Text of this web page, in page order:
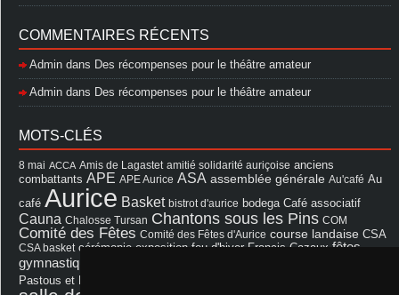
COMMENTAIRES RÉCENTS
Admin dans Des récompenses pour le théâtre amateur
Admin dans Des récompenses pour le théâtre amateur
MOTS-CLÉS
8 mai ACCA Amis de Lagastet amitié solidarité auriçoise anciens
combattants APE APE Aurice ASA assemblée générale Au'café Au
café Aurice Basket bistrot d'aurice bodega Café associatif
Cauna Chalosse Tursan Chantons sous les Pins COM
Comité des Fêtes Comité des Fêtes d'Aurice course landaise CSA
CSA basket cérémonie exposition feu d'hiver Francis Cazaux fêtes
gymnastique volontaire
Pastous et Pastourettes